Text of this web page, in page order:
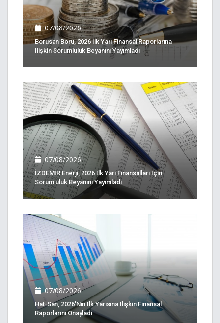
07/08/2026
Borusan Boru, 2026 Ilk Yarı Finansal Raporlarına
Ilişkin Sorumluluk Beyanını Yayımladı
07/08/2026
İZDEMİR Enerji, 2026 Ilk Yarı Finansalları Için
Sorumluluk Beyanını Yayımladı
07/08/2026
Hat-San, 2026'nın Ilk Yarısına Ilişkin Finansal
Raporlarını Onayladı